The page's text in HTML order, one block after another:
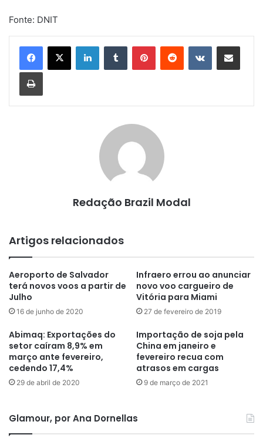
Fonte: DNIT
LinkedinTumblr PinterestReddit VK Compartilhar via e-mail
Imprimir
Redação Brazil Modal
Artigos relacionados
Aeroporto de Salvador
terá novos voos a partir de
Julho
16 de junho de 2020
Infraero errou ao anunciar
novo voo cargueiro de
Vitória para Miami
27 de fevereiro de 2019
Abimaq: Exportações do
setor caíram 8,9% em
março ante fevereiro,
cedendo 17,4%
29 de abril de 2020
Importação de soja pela
China em janeiro e
fevereiro recua com
atrasos em cargas
9 de março de 2021
Glamour, por Ana Dornellas